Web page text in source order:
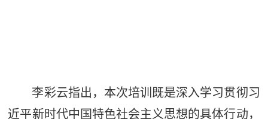
李彩云指出，本次培训既是深入学习贯彻习
近平新时代中国特色社会主义思想的具体行动，